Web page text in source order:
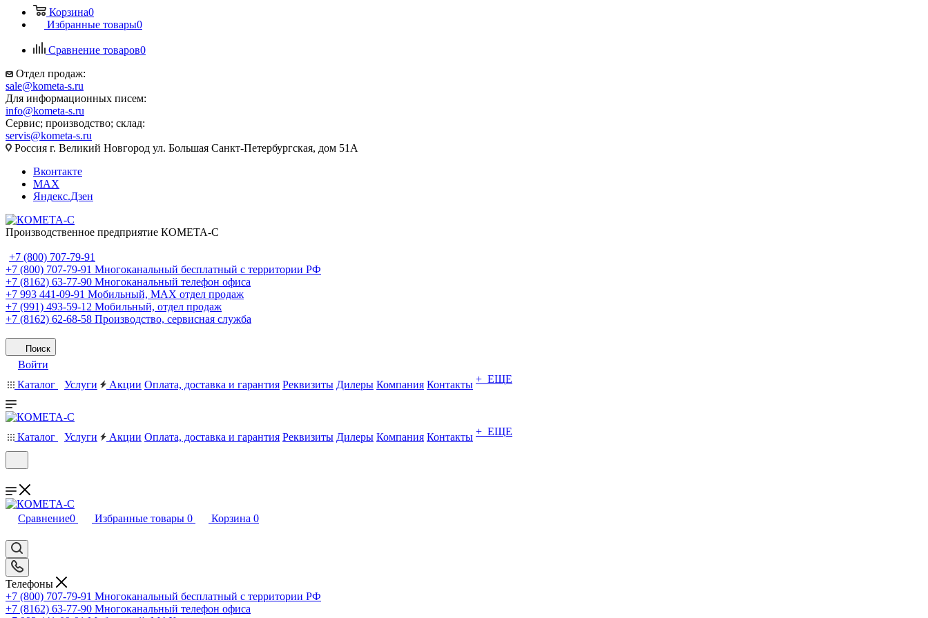
Корзина0
Избранные товары0
Сравнение товаров0
Отдел продаж:
sale@kometa-s.ru
Для информационных писем:
info@kometa-s.ru
Сервис; производство; склад:
servis@kometa-s.ru
Россия г. Великий Новгород ул. Большая Санкт-Петербургская, дом 51А
Вконтакте
MAX
Яндекс.Дзен
Производственное предприятие КОМЕТА-С
+7 (800) 707-79-91
+7 (800) 707-79-91 Многоканальный бесплатный с территории РФ
+7 (8162) 63-77-90 Многоканальный телефон офиса
+7 993 441-09-91 Мобильный, MAX отдел продаж
+7 (991) 493-59-12 Мобильный, отдел продаж
+7 (8162) 62-68-58 Производство, сервисная служба
Поиск
Войти
Каталог
Услуги Акции Оплата, доставка и гарантия Реквизиты Дилеры Компания Контакты + ЕЩЕ
Каталог Услуги Акции Оплата, доставка и гарантия Реквизиты Дилеры Компания Контакты + ЕЩЕ
Сравнение0 Избранные товары 0 Корзина 0
Телефоны
+7 (800) 707-79-91 Многоканальный бесплатный с территории РФ
+7 (8162) 63-77-90 Многоканальный телефон офиса